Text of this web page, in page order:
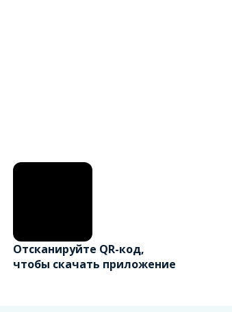
Отсканируйте QR-код,
чтобы скачать приложение